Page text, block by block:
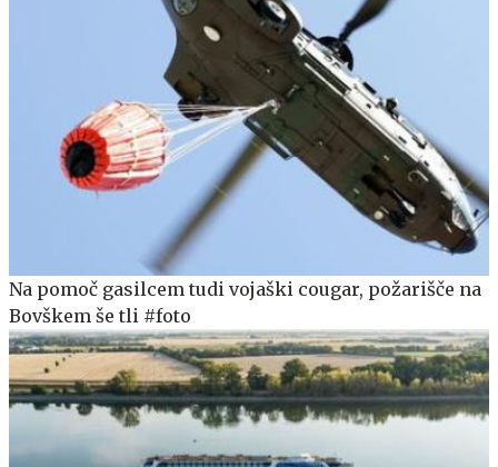
Na pomoč gasilcem tudi vojaški cougar, požarišče na
Bovškem še tli #foto